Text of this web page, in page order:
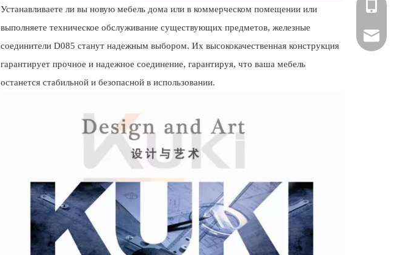
Устанавливаете ли вы новую мебель дома или в коммерческом помещении или
выполняете техническое обслуживание существующих предметов, железные
соединители D085 станут надежным выбором. Их высококачественная конструкция
гарантирует прочное и надежное соединение, гарантируя, что ваша мебель
останется стабильной и безопасной в использовании.
+86-